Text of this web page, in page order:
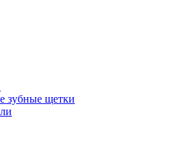
зубные щетки